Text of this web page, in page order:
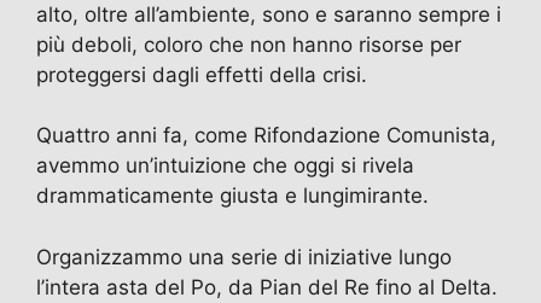
alto, oltre all’ambiente, sono e saranno sempre i
più deboli, coloro che non hanno risorse per
proteggersi dagli effetti della crisi.
Quattro anni fa, come Rifondazione Comunista,
avemmo un’intuizione che oggi si rivela
drammaticamente giusta e lungimirante.
Organizzammo una serie di iniziative lungo
l’intera asta del Po, da Pian del Re fino al Delta.